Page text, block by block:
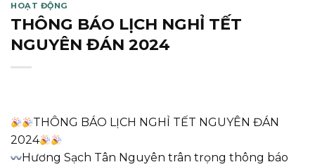
HOẠT ĐỘNG
THÔNG BÁO LỊCH NGHỈ TẾT
NGUYÊN ĐÁN 2024
THÔNG BÁO LỊCH NGHỈ TẾT NGUYÊN ĐÁN
2024
Hương Sạch Tân Nguyên trân trọng thông báo